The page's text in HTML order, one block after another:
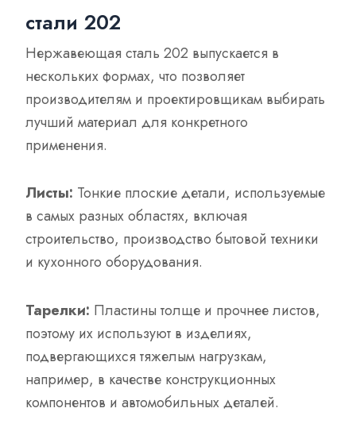
стали 202
Нержавеющая сталь 202 выпускается в
нескольких формах, что позволяет
производителям и проектировщикам выбирать
лучший материал для конкретного
применения.
Листы: Тонкие плоские детали, используемые
в самых разных областях, включая
строительство, производство бытовой техники
и кухонного оборудования.
Тарелки: Пластины толще и прочнее листов,
поэтому их используют в изделиях,
подвергающихся тяжелым нагрузкам,
например, в качестве конструкционных
компонентов и автомобильных деталей.